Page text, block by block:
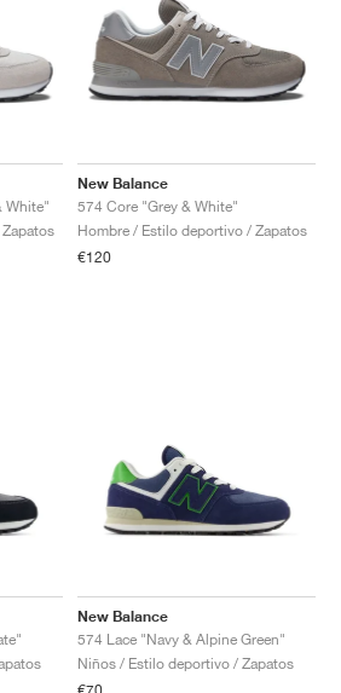
White"
New Balance
574 Core "Grey & White"
Hombre / Estilo deportivo / Zapatos
€120
New Balance
574 Lace "Navy & Alpine Green"
Niños / Estilo deportivo / Zapatos
€70